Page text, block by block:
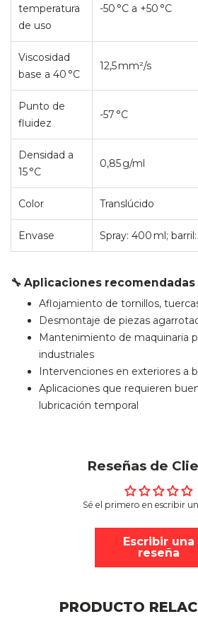
temperatura
de uso
-50 °C a +50 °C
Viscosidad
base a 40 °C
12,5 mm²/s
Punto de
fluidez
-57 °C
Densidad a
15 °C
0,85 g/ml
Color Translúcido
Envase Spray: 400 ml; barril:
🔧 Aplicaciones recomendadas
Aflojamiento de tornillos,
Desmontaje de piezas
Mantenimiento de maquinaria
industriales
Intervenciones en exteriores a
Aplicaciones que requieren
lubricación temporal
Reseñas de
Sé el primero en escribir
Escribir una
reseña
PRODUCTO